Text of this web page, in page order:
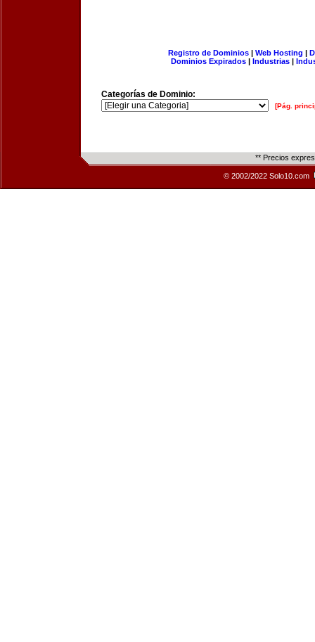
Registro de Dominios| Web Hosting |
Dominios Expirados | Industrias |
Categorías de Dominio:
[Pág.
** Precios
© 2002/2022 Solo10.com